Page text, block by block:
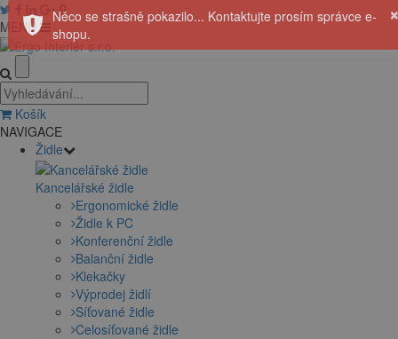
MENU
Košík
NAVIGACE
Židle
Kancelářské židle
Ergonomické židle
Židle k PC
Konferenční židle
Balanční židle
Klekačky
Výprodej židlí
Síťované židle
Celosíťované židle
Něco se strašně pokazilo... Kontaktujte prosím správce e-
shopu.